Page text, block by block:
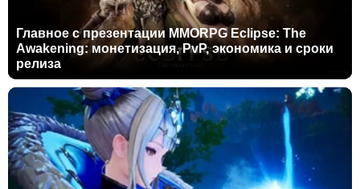
Главное с презентации MMORPG Eclipse: The
Awakening: монетизация, PvP, экономика и сроки
релиза